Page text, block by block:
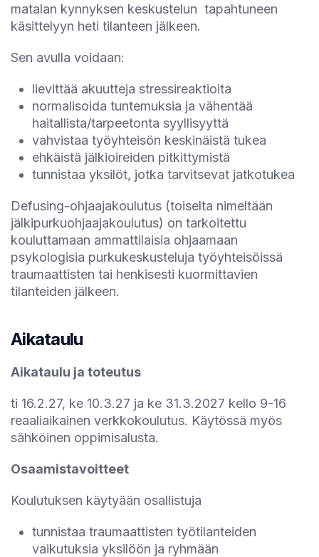
matalan kynnyksen keskustelun tapahtuneen
käsittelyyn heti tilanteen jälkeen.
Sen avulla voidaan:
lievittää akuutteja stressireaktioita
normalisoida tuntemuksia ja vähentää
haitallista/tarpeetonta syyllisyyttä
vahvistaa työyhteisön keskinäistä tukea
ehkäistä jälkioireiden pitkittymistä
tunnistaa yksilöt, jotka tarvitsevat jatkotukea
Defusing-ohjaajakoulutus (toiselta nimeltään
jälkipurkuohjaajakoulutus) on tarkoitettu
kouluttamaan ammattilaisia ohjaamaan
psykologisia purkukeskusteluja työyhteisöissä
traumaattisten tai henkisesti kuormittavien
tilanteiden jälkeen.
Aikataulu
Aikataulu ja toteutus
ti 16.2.27, ke 10.3.27 ja ke 31.3.2027 kello 9-16
reaaliaikainen verkkokoulutus. Käytössä myös
sähköinen oppimisalusta.
Osaamistavoitteet
Koulutuksen käytyään osallistuja
tunnistaa traumaattisten työtilanteiden
vaikutuksia yksilöön ja ryhmään